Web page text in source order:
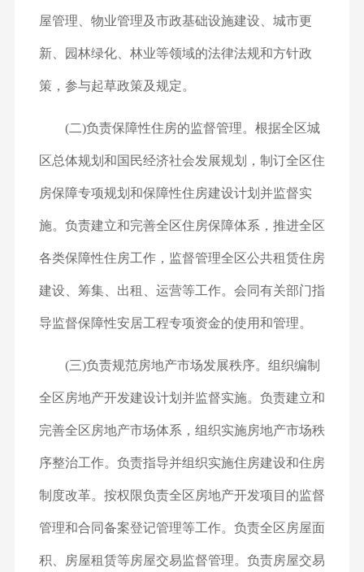
屋管理、物业管理及市政基础设施建设、城市更
新、园林绿化、林业等领域的法律法规和方针政
策，参与起草政策及规定。
(二)负责保障性住房的监督管理。根据全区城
区总体规划和国民经济社会发展规划，制订全区住
房保障专项规划和保障性住房建设计划并监督实
施。负责建立和完善全区住房保障体系，推进全区
各类保障性住房工作，监督管理全区公共租赁住房
建设、筹集、出租、运营等工作。会同有关部门指
导监督保障性安居工程专项资金的使用和管理。
(三)负责规范房地产市场发展秩序。组织编制
全区房地产开发建设计划并监督实施。负责建立和
完善全区房地产市场体系，组织实施房地产市场秩
序整治工作。负责指导并组织实施住房建设和住房
制度改革。按权限负责全区房地产开发项目的监督
管理和合同备案登记管理等工作。负责全区房屋面
积、房屋租赁等房屋交易监督管理。负责房屋交易